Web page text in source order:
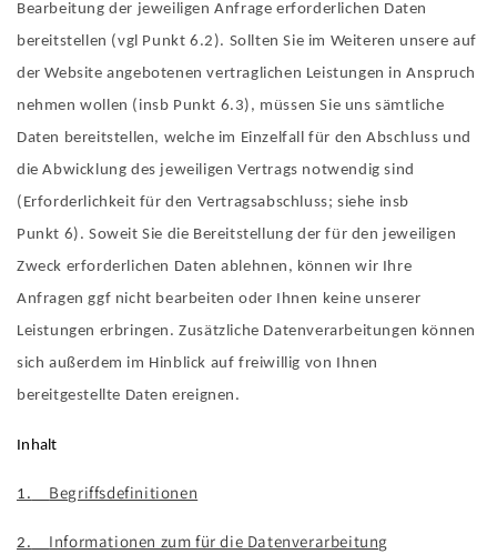
Bearbeitung der jeweiligen Anfrage erforderlichen Daten
bereitstellen (vgl Punkt 6.2). Sollten Sie im Weiteren unsere auf
der Website angebotenen vertraglichen Leistungen in Anspruch
nehmen wollen (insb Punkt 6.3), müssen Sie uns sämtliche
Daten bereitstellen, welche im Einzelfall für den Abschluss und
die Abwicklung des jeweiligen Vertrags notwendig sind
(Erforderlichkeit für den Vertragsabschluss; siehe insb
Punkt 6). Soweit Sie die Bereitstellung der für den jeweiligen
Zweck erforderlichen Daten ablehnen, können wir Ihre
Anfragen ggf nicht bearbeiten oder Ihnen keine unserer
Leistungen erbringen. Zusätzliche Datenverarbeitungen können
sich außerdem im Hinblick auf freiwillig von Ihnen
bereitgestellte Daten ereignen.
Inhalt
1. Begriffsdefinitionen
2.
Informationen zum für die Datenverarbeitung